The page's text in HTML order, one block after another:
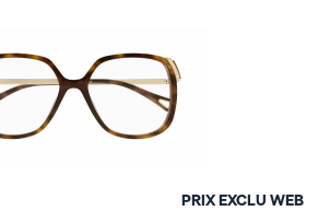
PRIX EXCLU WEB